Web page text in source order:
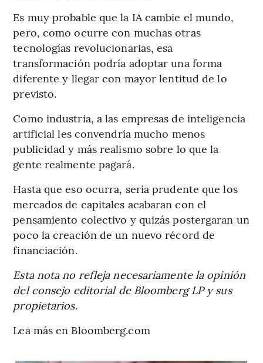
Es muy probable que la IA cambie el mundo,
pero, como ocurre con muchas otras
tecnologías revolucionarias, esa
transformación podría adoptar una forma
diferente y llegar con mayor lentitud de lo
previsto.
Como industria, a las empresas de inteligencia
artificial les convendría mucho menos
publicidad y más realismo sobre lo que la
gente realmente pagará.
Hasta que eso ocurra, sería prudente que los
mercados de capitales acabaran con el
pensamiento colectivo y quizás postergaran un
poco la creación de un nuevo récord de
financiación.
Esta nota no refleja necesariamente la opinión
del consejo editorial de Bloomberg LP y sus
propietarios.
Lea más en Bloomberg.com